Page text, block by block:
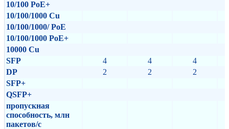
10/100 PoE+
10/100/1000 Cu
10/100/1000/ PoE
10/100/1000 PoE+
10000 Cu
SFP
4 4
4
DP
2 2
2
SFP+
QSFP+
пропускная
способность, млн
пакетов/с